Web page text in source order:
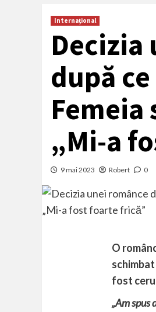
Internațional
Decizia
după
Femeia
„Mi-a
9 mai 2023 Robert 0
O
fost
„Am spus